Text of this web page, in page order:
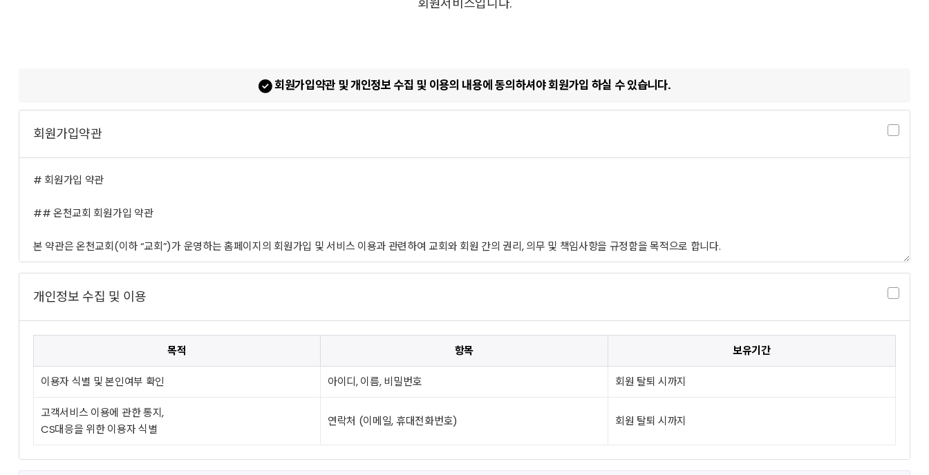
회원가입약관 및 개인정보 수집 및 이용의 내용에 동의하셔야 회원가입 하실 수 있습니다.
회원가입약관
개인정보 수집 및 이용
목적 항목 보유기간
이용자 식별 및 본인여부 확인 아이디, 이름, 비밀번호 회원 탈퇴 시까지
고객서비스 이용에 관한 통지,
CS대응을 위한 이용자 식별
연락처 (이메일, 휴대전화번호) 회원 탈퇴 시까지